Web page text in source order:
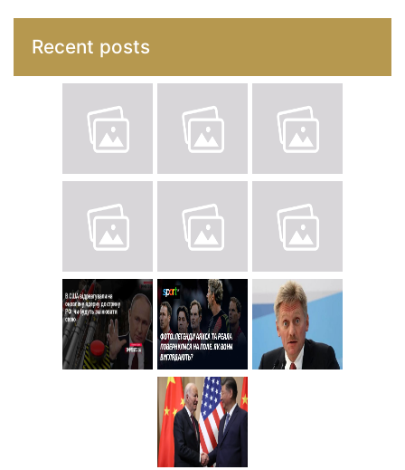
Recent posts